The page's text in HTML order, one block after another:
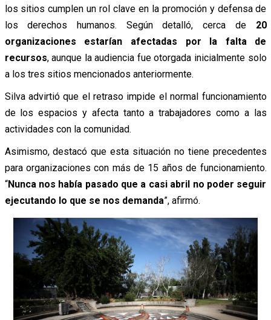
los sitios cumplen un rol clave en la promoción y defensa de
los derechos humanos. Según detalló, cerca de 20
organizaciones estarían afectadas por la falta de
recursos, aunque la audiencia fue otorgada inicialmente solo
a los tres sitios mencionados anteriormente.
Silva advirtió que el retraso impide el normal funcionamiento
de los espacios y afecta tanto a trabajadores como a las
actividades con la comunidad.
Asimismo, destacó que esta situación no tiene precedentes
para organizaciones con más de 15 años de funcionamiento.
“Nunca nos había pasado que a casi abril no poder seguir
ejecutando lo que se nos demanda”, afirmó.